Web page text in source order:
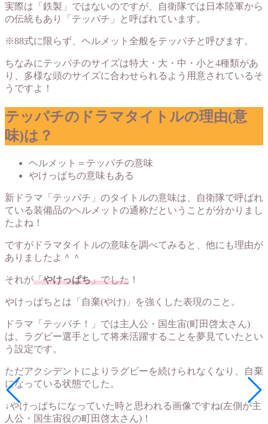
実際は「鉄製」ではないのですが、自衛隊では日本陸軍から
の伝統もあり「テッパチ」と呼ばれています。
※88式に限らず、ヘルメット全般をテッパチと呼びます。
ちなみにテッパチのサイズは特大・大・中・小と4種類があ
り、多様な頭のサイズに合わせられるよう用意されているそ
うですよ！
テッパチのドラマタイトルの理由(意
味)は？
ヘルメット＝テッパチの意味
やけっぱちの意味もある
新ドラマ「テッパチ」のタイトルの意味は、自衛隊で呼ばれ
ている装備品のヘルメットの通称だということが分かりまし
たよね！
ですがドラマタイトルの意味を調べてみると、他にも理由が
ありましたよ＾＾
それが「やけっぱち」でした ！
やけっぱちとは「自棄(やけ)」を強くした表現のこと。
ドラマ「テッパチ！」では主人公・国生宙(町田啓太さん)
は、ラグビー選手として将来活躍することを夢見ていたとい
う設定です。
ただアクシデントによりラグビーを続けられなくなり、自棄
になっている状態でした。
↓やけっぱちになっていた時と思われる画像ですね(左側が主
人公・国生宙役の町田啓太さん)！